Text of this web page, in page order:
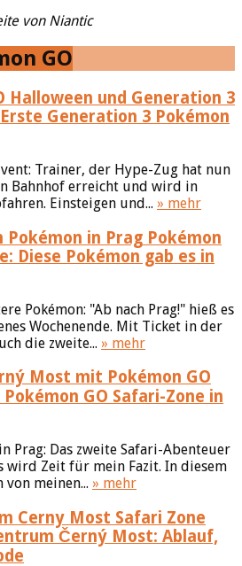
von Niantic
GO
Generation 3 Pokémon
Trainer, der Hype-Zug hat nun
Bahnhof erreicht und wird in
Einsteigen und... » mehr
Pokémon
Diese Pokémon gab es in
Pokémon: "Ab nach Prag!" hieß es
Wochenende. Mit Ticket in der
die zweite... » mehr
GO Safari-Zone in
Prag: Das zweite Safari-Abenteuer
wird Zeit für mein Fazit. In diesem
meinen... » mehr
Černý Most: Ablauf,